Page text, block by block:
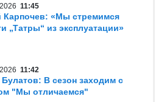
11:45
Карпочев: «Мы стремимся
„Татры“ из эксплуатации»
11:42
Булатов: В сезон заходим с
"Мы отличаемся"